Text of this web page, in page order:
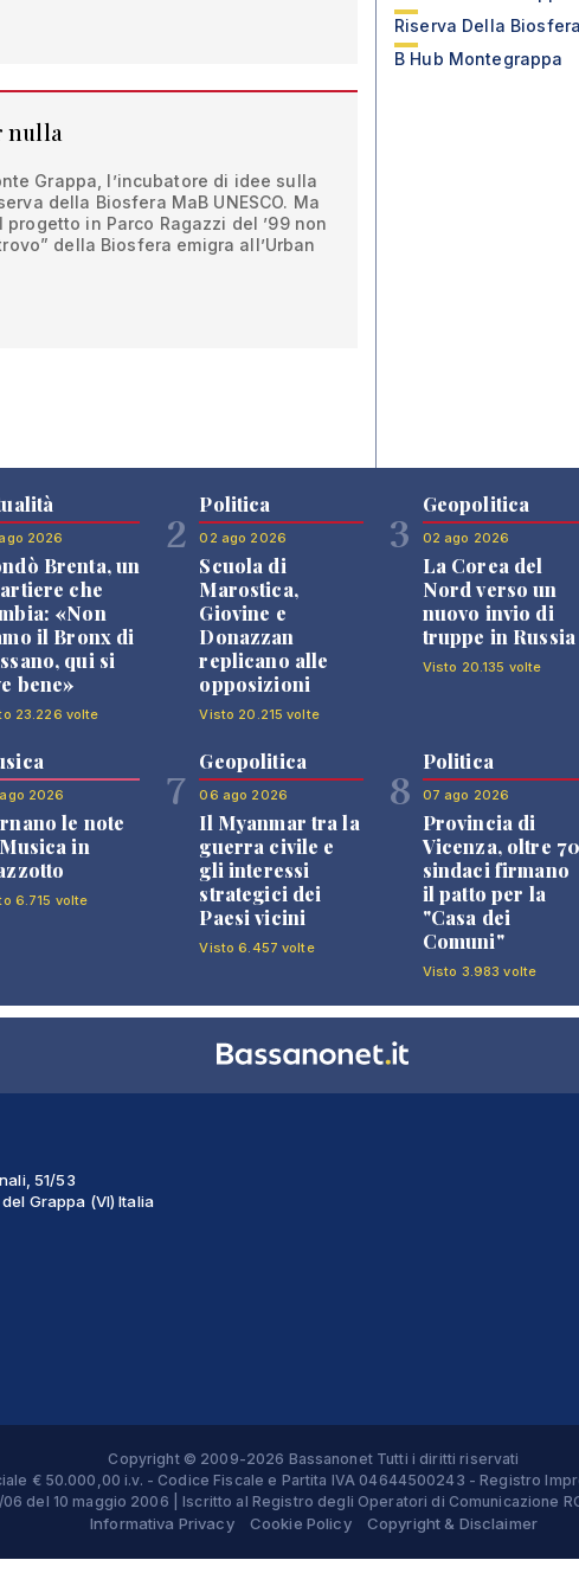
nulla
Grappa, l’incubatore di idee sulla
della Biosfera MaB UNESCO. Ma
in Parco Ragazzi del ’99 non
della Biosfera emigra all’Urban
Riserva Della Biosfera
B Hub Montegrappa
2026
Brenta, un
che
«Non
il Bronx di
qui si
bene»
23.226 volte
2
Politica
02 ago 2026
Scuola di
Marostica,
Giovine e
Donazzan
replicano alle
opposizioni
Visto 20.215 volte
3
Geopolitica
02 ago 2026
La Corea del
Nord verso un
nuovo invio di
truppe in Russia
Visto 20.135 volte
2026
le note
in
6.715 volte
7
Geopolitica
06 ago 2026
Il Myanmar tra la
guerra civile e
gli interessi
strategici dei
Paesi vicini
Visto 6.457 volte
8
Politica
07 ago 2026
Provincia di
Vicenza, oltre 70
sindaci firmano
il patto per la
"Casa dei
Comuni"
Visto 3.983 volte
51/53
Grappa (VI) Italia
Copyright © 2009-2026 Bassanonet Tutti i diritti riservati
€ 50.000,00 i.v. - Codice Fiscale e Partita IVA 04644500243 - Registro
del 10 maggio 2006 | Iscritto al Registro degli Operatori di Comunicazione
Informativa Privacy Cookie Policy Copyright & Disclaimer